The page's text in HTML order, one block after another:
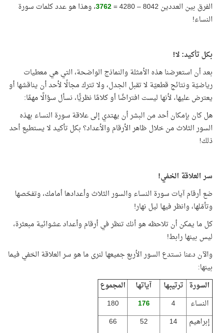
الفرق بين العددين 8042 – 4280 =
3762، وهذا هو عدد كلمات سورة
النساء!
بكل تأكيد: لا!
بعد أن استعرضنا هذه الأمثلة والنماذج الواضحة، التي هي معطيات
رياضيّة ونتائج قطعيّة لا تقبل الجدل، ولا تترك مجالًا لأحد أن يناقشها أو
يعترض عليها، لأنها ليست افتراضًا أو كلامًا نظريًّا، نسأل سؤالًا مهمًا:
هل كان بإمكان أحد من البشر أن يهتدي إلى علاقة سورة النساء بهذه
السور الثلاث من خلال ظاهر الأرقام والأعداد؟ بكل تأكيد لا يستطيع أحد
ذلك!
سر العلاقة الخفي!
ضع أرقام آيات سورة النساء والسور الثلاث وأعدادها أمامك، وتفحّصها
وتأمّلها، وانظر فيها ليل نهار!
كل ما يمكن أن تلاحظه هو أنك تنظر في أرقام وأعداد عشوائية مبعثرة،
ليس بينها رابط!
والآن دعنا نستدع السور الأربع جميعها لنرى ما هو سر العلاقة الخفي فيما
بينها:
السورة ترتيبها آياتها
المجموع
النساء
4
176
180
إبراهيم
14
52
66